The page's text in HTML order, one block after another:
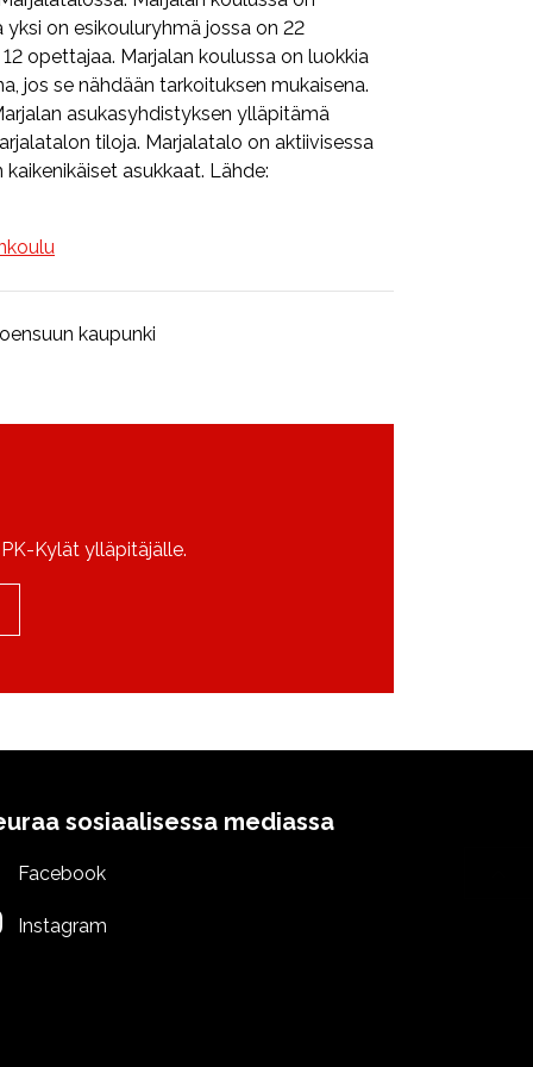
on esikouluryhmä jossa on 22
opettajaa. Marjalan koulussa on luokkia
jos se nähdään tarkoituksen mukaisena.
asukasyhdistyksen ylläpitämä
tiloja. Marjalatalo on aktiivisessa
asukkaat. Lähde:
kaupunki
Kylät ylläpitäjälle.
sosiaalisessa mediassa
Facebook
Instagram